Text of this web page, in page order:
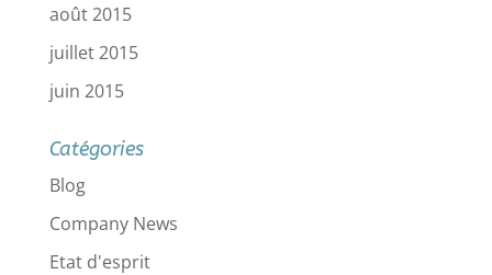
août 2015
juillet 2015
juin 2015
Catégories
Blog
Company News
Etat d'esprit